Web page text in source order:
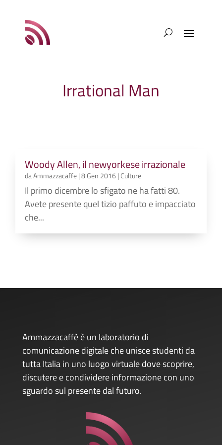
Irrational Man
Woody Allen, il newyorkese irrazionale
daAmmazzacaffe|8 Gen 2016|Culture
Il primo dicembre lo sfigato ne ha fatti 80.
Avete presente quel tizio paffuto e impacciato
che...
Ammazzacaffè è un laboratorio di
comunicazione digitale che unisce studenti da
tutta Italia in uno luogo virtuale dove scoprire,
discutere e condividere informazione con uno
sguardo sul presente dal futuro.